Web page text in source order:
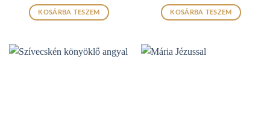
KOSÁRBA TESZEM KOSÁRBA TESZEM